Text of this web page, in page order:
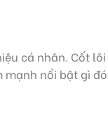
cá nhân. Cốt lõi
mạnh nổi bật gì đó